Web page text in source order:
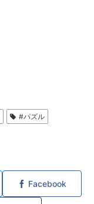
#パズル
Facebook